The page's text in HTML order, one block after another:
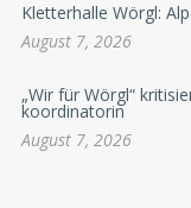
Kletterhalle Wörgl:
August 7, 2026
„Wir für Wörgl“
koordinatorin
August 7, 2026